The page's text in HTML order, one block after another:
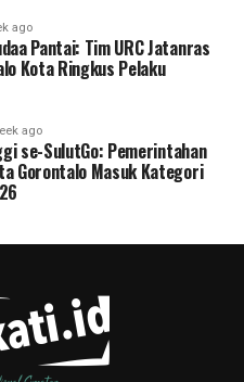
ago
Pantai: Tim URC Jatanras
Kota Ringkus Pelaku
ago
se-SulutGo: Pemerintahan
Gorontalo Masuk Kategori